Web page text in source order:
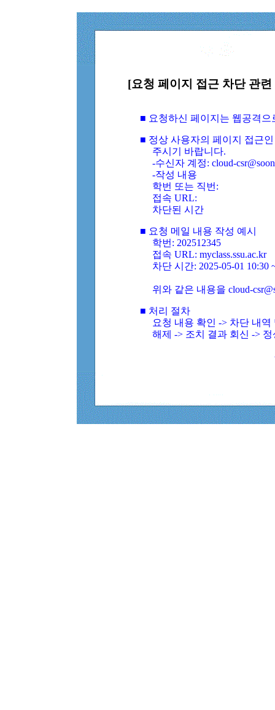
[요청 페이지 접근 차단 관
■ 요청하신 페이지는 웹공격
■ 정상 사용자의 페이지 접근
주시기 바랍니다.
-수신자 계정: cloud-
-작성 내용
학번 또는 직번:
접속 URL:
차단된 시간
■ 요청 메일 내용 작성 예시
학번: 202512345
접속 URL: myclass.ssu.ac.kr
차단 시간: 2025-05-01 10:30
위와 같은 내용을 cloud-
■ 처리 절차
요청 내용 확인 -> 차단 내
해제 -> 조치 결과 회신 ->